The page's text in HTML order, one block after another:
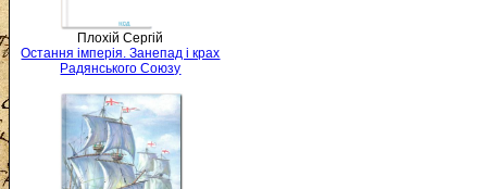
Плохій Сергій
Остання імперія. Занепад і крах
Радянського Союзу